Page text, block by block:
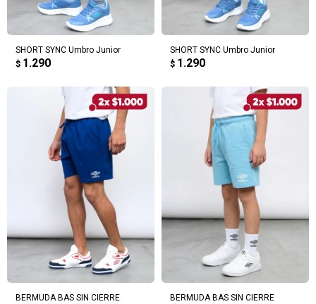
SHORT SYNC Umbro Junior
$ 1.290
SHORT SYNC Umbro Junior
$ 1.290
BERMUDA BAS SIN CIERRE
BERMUDA BAS SIN CIERRE